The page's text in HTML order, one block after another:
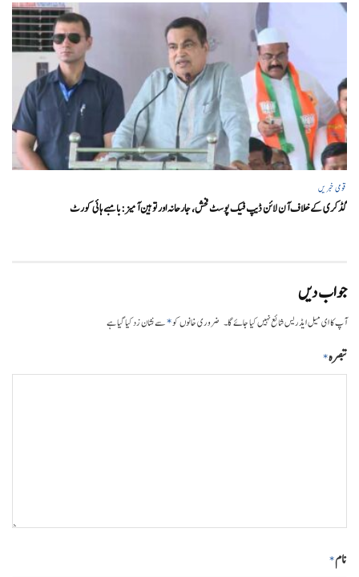
قومی خبریں
گڈکری کے خلاف آن لائن ڈیپ فیک پوسٹ فحش، جارحانہ اور توہین آمیز:بامبے ہائی کورٹ
جواب دیں
آپ کا ای میل ایڈریس شائع نہیں کیا جائے گا۔ ضروری خانوں کو*سے نشان زد کیا گیا ہے
تبصرہ*
نام*